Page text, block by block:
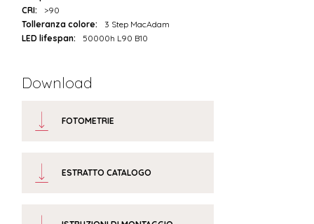
CRI:
>90
Tolleranza colore:
3 Step MacAdam
LED lifespan:
50000h L90 B10
Download
FOTOMETRIE
ESTRATTO CATALOGO